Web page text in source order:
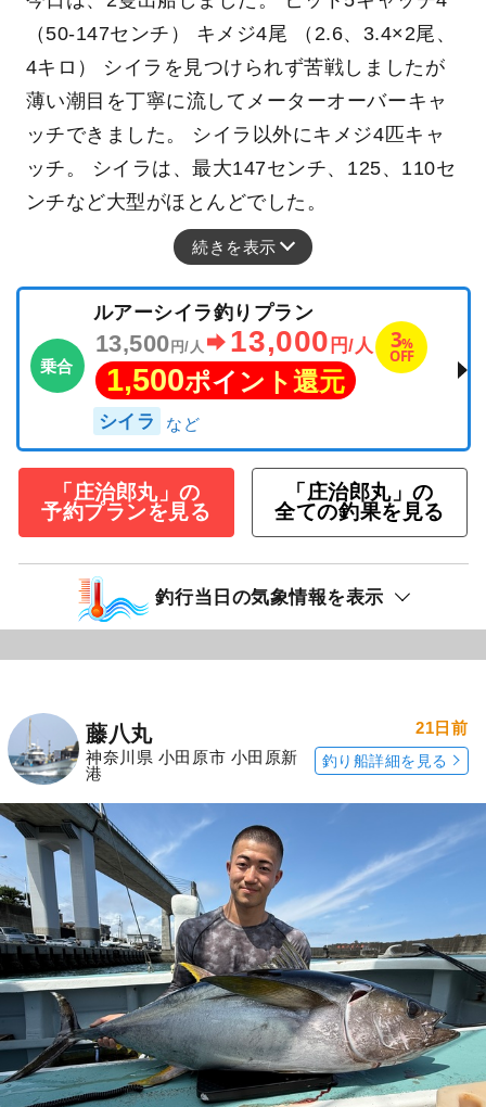
（50-147センチ） キメジ4尾 （2.6、3.4×2尾、
4キロ） シイラを見つけられず苦戦しましたが
薄い潮目を丁寧に流してメーターオーバーキャ
ッチできました。 シイラ以外にキメジ4匹キャ
ッチ。 シイラは、最大147センチ、125、110セ
ンチなど大型がほとんどでした。
続きを表示
乗合
ルアーシイラ釣りプラン
13,500円/人 13,000 円/人 3%
OFF
1,500ポイント還元
シイラ
「庄治郎丸」の
予約プランを見る
「庄治郎丸」の
全ての釣果を見る
釣行当日の気象情報を表示
藤八丸
神奈川県 小田原市 小田原新
港
21日前
釣り船詳細を見る